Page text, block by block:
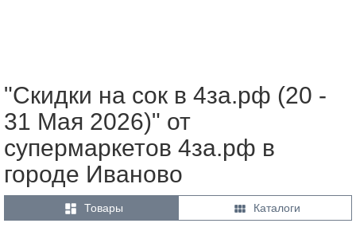
"Скидки на сок в 4за.рф (20 -
31 Мая 2026)" от
супермаркетов 4за.рф в
городе Иваново
 Товары  Каталоги